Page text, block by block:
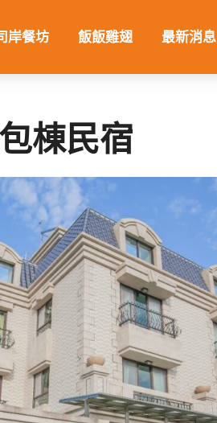
岸餐坊 飯飯雞翅 最新消息
棟民宿